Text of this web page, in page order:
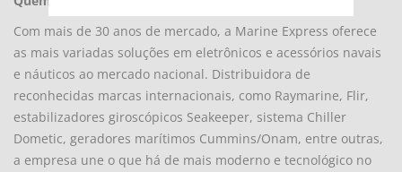
Com mais de 30 anos de mercado, a Marine Express oferece
as mais variadas soluções em eletrônicos e acessórios navais
e náuticos ao mercado nacional. Distribuidora de
reconhecidas marcas internacionais, como Raymarine, Flir,
estabilizadores giroscópicos Seakeeper, sistema Chiller
Dometic, geradores marítimos Cummins/Onam, entre outras,
a empresa une o que há de mais moderno e tecnológico no